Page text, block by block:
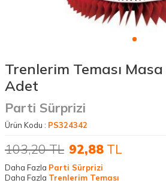
Trenlerim Teması
Adet
Parti Sürprizi
Ürün Kodu : PS324342
103,20TL 92,88 TL
Daha Fazla Parti Sürprizi
Daha Fazla Trenlerim Teması